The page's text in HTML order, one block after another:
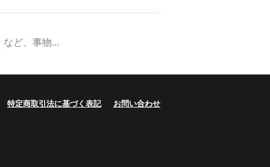
ど、事物...
特定商取引法に基づく表記 お問い合わせ